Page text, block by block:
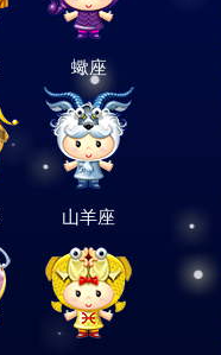
蠍座
山羊座